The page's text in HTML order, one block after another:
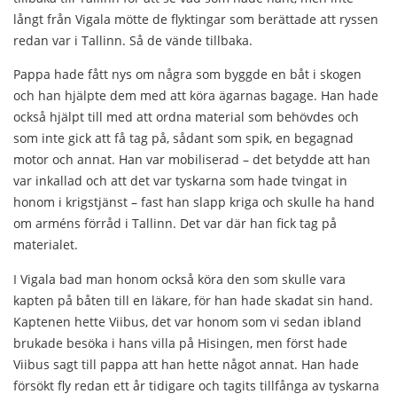
långt från Vigala mötte de flyktingar som berättade att ryssen
redan var i Tallinn. Så de vände tillbaka.
Pappa hade fått nys om några som byggde en båt i skogen
och han hjälpte dem med att köra ägarnas bagage. Han hade
också hjälpt till med att ordna material som behövdes och
som inte gick att få tag på, sådant som spik, en begagnad
motor och annat. Han var mobiliserad – det betydde att han
var inkallad och att det var tyskarna som hade tvingat in
honom i krigstjänst – fast han slapp kriga och skulle ha hand
om arméns förråd i Tallinn. Det var där han fick tag på
materialet.
I Vigala bad man honom också köra den som skulle vara
kapten på båten till en läkare, för han hade skadat sin hand.
Kaptenen hette Viibus, det var honom som vi sedan ibland
brukade besöka i hans villa på Hisingen, men först hade
Viibus sagt till pappa att han hette något annat. Han hade
försökt fly redan ett år tidigare och tagits tillfånga av tyskarna